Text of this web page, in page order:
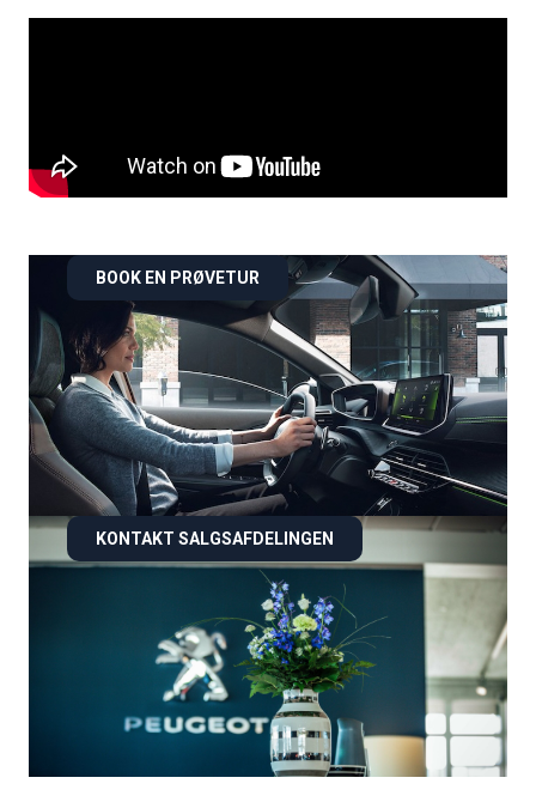
KONTAKT SALGSAFDELINGEN
BOOK EN PRØVETUR